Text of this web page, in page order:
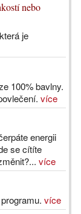
nebo
je
100% bavlny.
více
energii
se cítíte
více
více